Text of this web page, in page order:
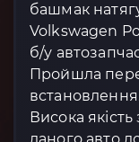
башмак
Volkswagen
б/у
Пройшла
Висока